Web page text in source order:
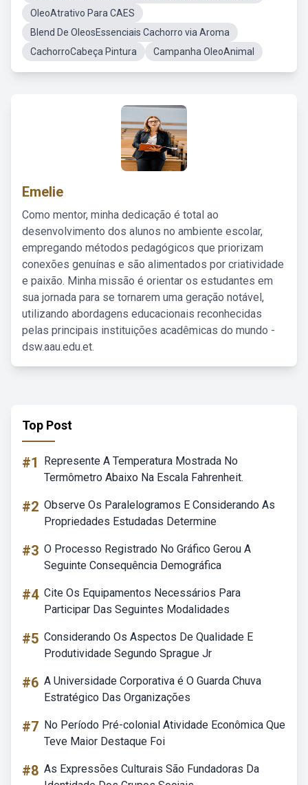
OleoAtrativo Para CAES
Blend De OleosEssenciais Cachorro via Aroma
CachorroCabeça Pintura
Campanha OleoAnimal
Emelie
Como mentor, minha dedicação é total ao
desenvolvimento dos alunos no ambiente escolar,
empregando métodos pedagógicos que priorizam
conexões genuínas e são alimentados por criatividade
e paixão. Minha missão é orientar os estudantes em
sua jornada para se tornarem uma geração notável,
utilizando abordagens educacionais reconhecidas
pelas principais instituições acadêmicas do mundo -
dsw.aau.edu.et.
Top Post
#1
Represente A Temperatura Mostrada No
Termômetro Abaixo Na Escala Fahrenheit.
#2 Observe Os Paralelogramos E Considerando As
Propriedades Estudadas Determine
#3 O Processo Registrado No Gráfico Gerou A
Seguinte Consequência Demográfica
#4 Cite Os Equipamentos Necessários Para
Participar Das Seguintes Modalidades
#5 Considerando Os Aspectos De Qualidade E
Produtividade Segundo Sprague Jr
#6 A Universidade Corporativa é O Guarda Chuva
Estratégico Das Organizações
#7 No Período Pré-colonial Atividade Econômica Que
Teve Maior Destaque Foi
#8 As Expressões Culturais São Fundadoras Da